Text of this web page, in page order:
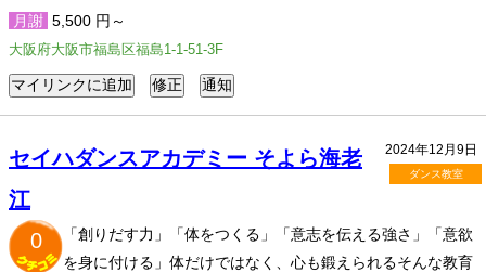
月謝 5,500 円～
大阪府大阪市福島区福島1-1-51-3F
2024年12月9日
ダンス教室
セイハダンスアカデミー そよら海老
江
0
「創りだす力」「体をつくる」「意志を伝える強さ」「意欲
を身に付ける」体だけではなく、心も鍛えられるそんな教育